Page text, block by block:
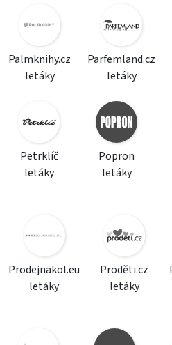
Palmknihy.cz
letáky
Parfemland.cz
letáky
Petrklíč
letáky
Popron
letáky
Prodejnakol.eu
letáky
Proděti.cz
letáky